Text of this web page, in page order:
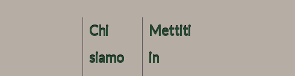
Chi
siamo
Mettiti
in